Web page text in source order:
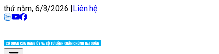
thứ năm, 6/8/2026 |Liên hệ